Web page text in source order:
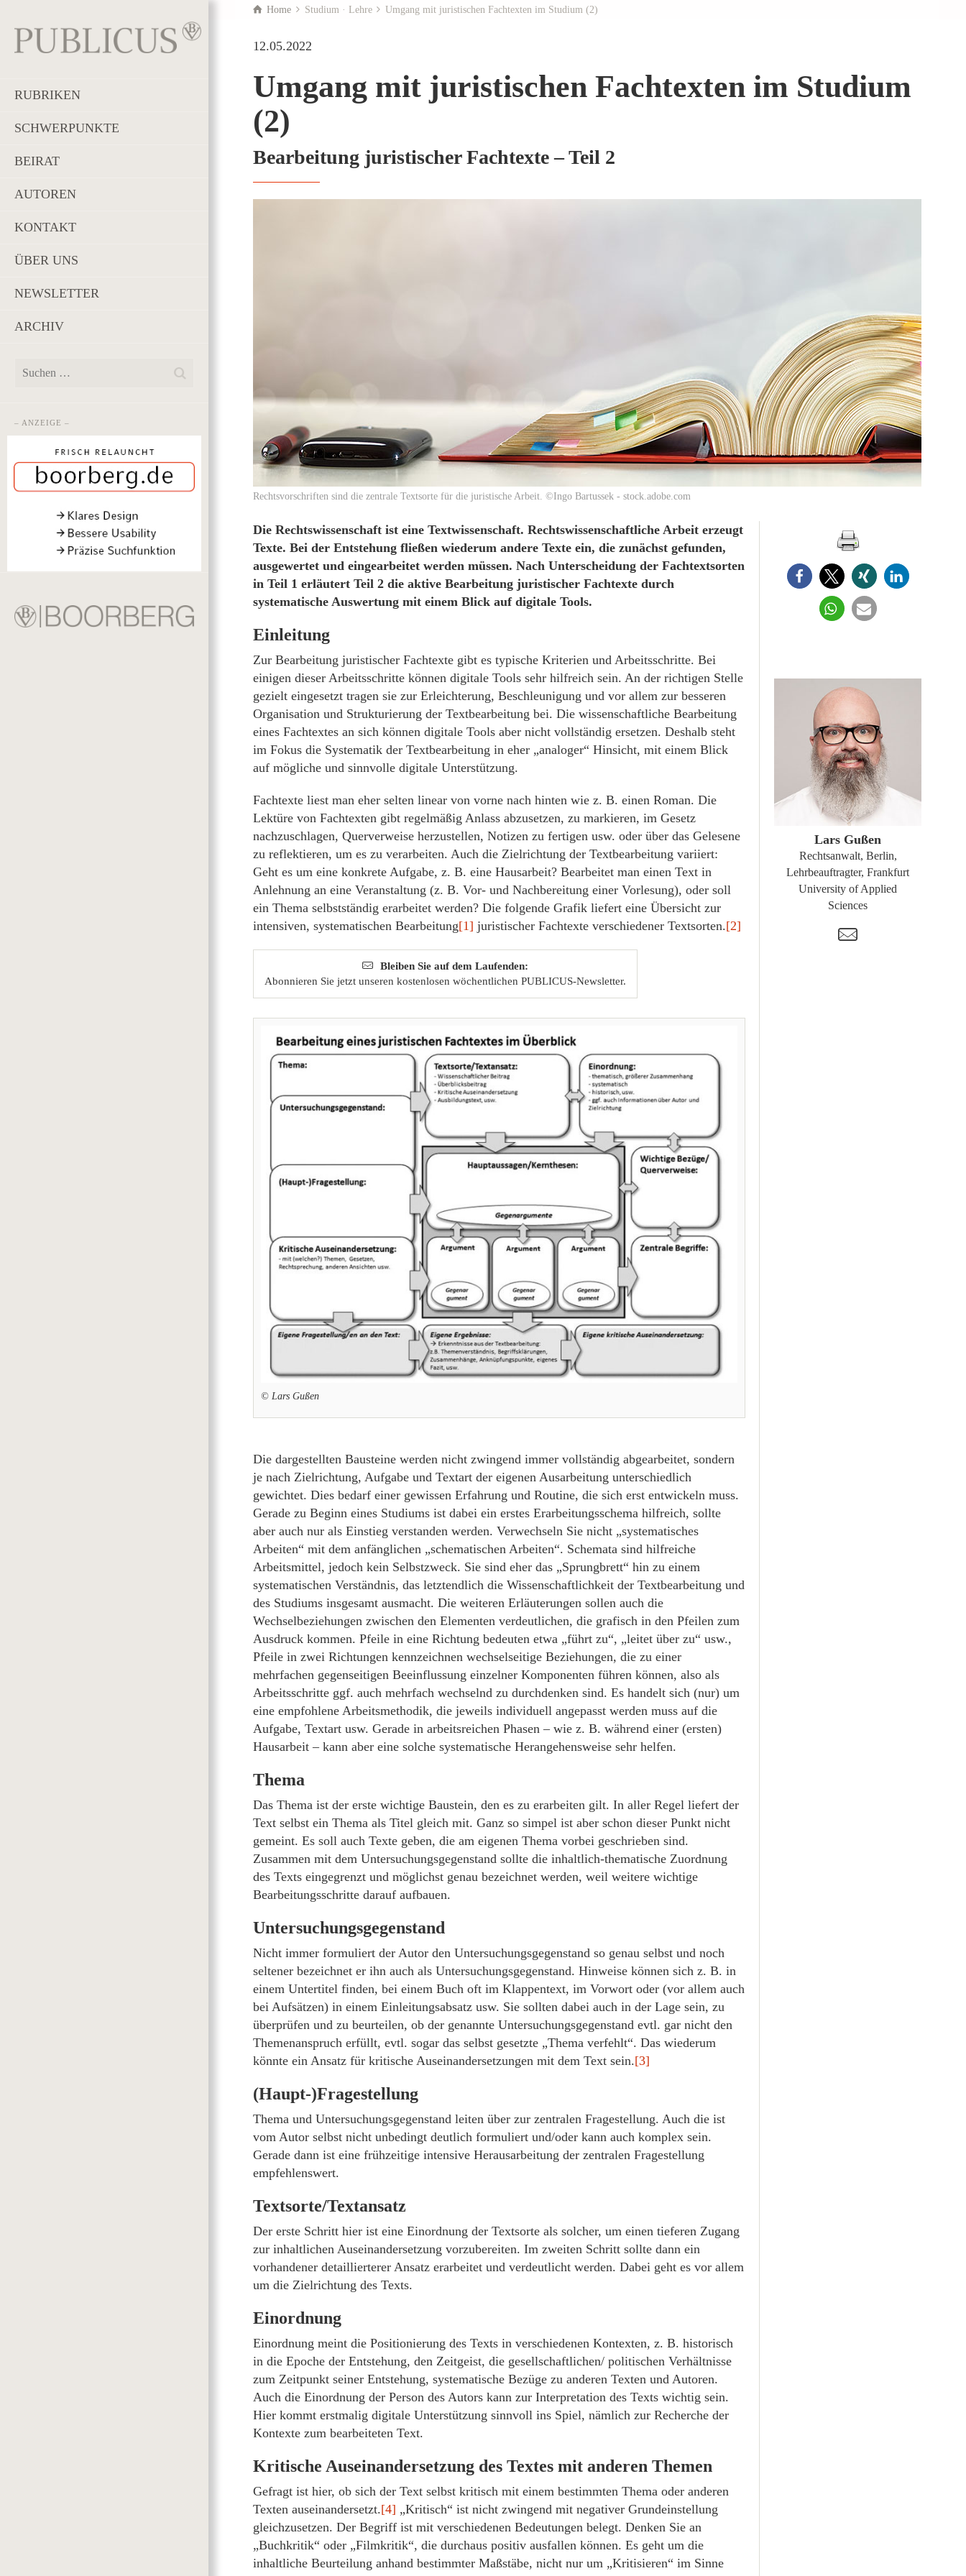
RUBRIKEN
SCHWERPUNKTE
BEIRAT
AUTOREN
KONTAKT
ÜBER UNS
NEWSLETTER
ARCHIV
– ANZEIGE –
Home Studium · Lehre Umgang mit juristischen Fachtexten im Studium (2)
12.05.2022
Umgang mit juristischen Fachtexten im Studium
(2)
Bearbeitung juristischer Fachtexte – Teil 2
Rechtsvorschriften sind die zentrale Textsorte für die juristische Arbeit. ©Ingo Bartussek - stock.adobe.com
Die Rechtswissenschaft ist eine Textwissenschaft. Rechtswissenschaftliche Arbeit erzeugt
Texte. Bei der Entstehung fließen wiederum andere Texte ein, die zunächst gefunden,
ausgewertet und eingearbeitet werden müssen. Nach Unterscheidung der Fachtextsorten
in Teil 1 erläutert Teil 2 die aktive Bearbeitung juristischer Fachtexte durch
systematische Auswertung mit einem Blick auf digitale Tools.
Einleitung
Zur Bearbeitung juristischer Fachtexte gibt es typische Kriterien und Arbeitsschritte. Bei
einigen dieser Arbeitsschritte können digitale Tools sehr hilfreich sein. An der richtigen Stelle
gezielt eingesetzt tragen sie zur Erleichterung, Beschleunigung und vor allem zur besseren
Organisation und Strukturierung der Textbearbeitung bei. Die wissenschaftliche Bearbeitung
eines Fachtextes an sich können digitale Tools aber nicht vollständig ersetzen. Deshalb steht
im Fokus die Systematik der Textbearbeitung in eher „analoger“ Hinsicht, mit einem Blick
auf mögliche und sinnvolle digitale Unterstützung.
Fachtexte liest man eher selten linear von vorne nach hinten wie z. B. einen Roman. Die
Lektüre von Fachtexten gibt regelmäßig Anlass abzusetzen, zu markieren, im Gesetz
nachzuschlagen, Querverweise herzustellen, Notizen zu fertigen usw. oder über das Gelesene
zu reflektieren, um es zu verarbeiten. Auch die Zielrichtung der Textbearbeitung variiert:
Geht es um eine konkrete Aufgabe, z. B. eine Hausarbeit? Bearbeitet man einen Text in
Anlehnung an eine Veranstaltung (z. B. Vor- und Nachbereitung einer Vorlesung), oder soll
ein Thema selbstständig erarbeitet werden? Die folgende Grafik liefert eine Übersicht zur
intensiven, systematischen Bearbeitung[1] juristischer Fachtexte verschiedener Textsorten.[2]
Bleiben Sie auf dem Laufenden:
Abonnieren Sie jetzt unseren kostenlosen wöchentlichen PUBLICUS-Newsletter.
© Lars Gußen
Die dargestellten Bausteine werden nicht zwingend immer vollständig abgearbeitet, sondern
je nach Zielrichtung, Aufgabe und Textart der eigenen Ausarbeitung unterschiedlich
gewichtet. Dies bedarf einer gewissen Erfahrung und Routine, die sich erst entwickeln muss.
Gerade zu Beginn eines Studiums ist dabei ein erstes Erarbeitungsschema hilfreich, sollte
aber auch nur als Einstieg verstanden werden. Verwechseln Sie nicht „systematisches
Arbeiten“ mit dem anfänglichen „schematischen Arbeiten“. Schemata sind hilfreiche
Arbeitsmittel, jedoch kein Selbstzweck. Sie sind eher das „Sprungbrett“ hin zu einem
systematischen Verständnis, das letztendlich die Wissenschaftlichkeit der Textbearbeitung und
des Studiums insgesamt ausmacht. Die weiteren Erläuterungen sollen auch die
Wechselbeziehungen zwischen den Elementen verdeutlichen, die grafisch in den Pfeilen zum
Ausdruck kommen. Pfeile in eine Richtung bedeuten etwa „führt zu“, „leitet über zu“ usw.,
Pfeile in zwei Richtungen kennzeichnen wechselseitige Beziehungen, die zu einer
mehrfachen gegenseitigen Beeinflussung einzelner Komponenten führen können, also als
Arbeitsschritte ggf. auch mehrfach wechselnd zu durchdenken sind. Es handelt sich (nur) um
eine empfohlene Arbeitsmethodik, die jeweils individuell angepasst werden muss auf die
Aufgabe, Textart usw. Gerade in arbeitsreichen Phasen – wie z. B. während einer (ersten)
Hausarbeit – kann aber eine solche systematische Herangehensweise sehr helfen.
Thema
Das Thema ist der erste wichtige Baustein, den es zu erarbeiten gilt. In aller Regel liefert der
Text selbst ein Thema als Titel gleich mit. Ganz so simpel ist aber schon dieser Punkt nicht
gemeint. Es soll auch Texte geben, die am eigenen Thema vorbei geschrieben sind.
Zusammen mit dem Untersuchungsgegenstand sollte die inhaltlich-thematische Zuordnung
des Texts eingegrenzt und möglichst genau bezeichnet werden, weil weitere wichtige
Bearbeitungsschritte darauf aufbauen.
Untersuchungsgegenstand
Nicht immer formuliert der Autor den Untersuchungsgegenstand so genau selbst und noch
seltener bezeichnet er ihn auch als Untersuchungsgegenstand. Hinweise können sich z. B. in
einem Untertitel finden, bei einem Buch oft im Klappentext, im Vorwort oder (vor allem auch
bei Aufsätzen) in einem Einleitungsabsatz usw. Sie sollten dabei auch in der Lage sein, zu
überprüfen und zu beurteilen, ob der genannte Untersuchungsgegenstand evtl. gar nicht den
Themenanspruch erfüllt, evtl. sogar das selbst gesetzte „Thema verfehlt“. Das wiederum
könnte ein Ansatz für kritische Auseinandersetzungen mit dem Text sein.[3]
(Haupt-)Fragestellung
Thema und Untersuchungsgegenstand leiten über zur zentralen Fragestellung. Auch die ist
vom Autor selbst nicht unbedingt deutlich formuliert und/oder kann auch komplex sein.
Gerade dann ist eine frühzeitige intensive Herausarbeitung der zentralen Fragestellung
empfehlenswert.
Textsorte/Textansatz
Der erste Schritt hier ist eine Einordnung der Textsorte als solcher, um einen tieferen Zugang
zur inhaltlichen Auseinandersetzung vorzubereiten. Im zweiten Schritt sollte dann ein
vorhandener detaillierterer Ansatz erarbeitet und verdeutlicht werden. Dabei geht es vor allem
um die Zielrichtung des Texts.
Einordnung
Einordnung meint die Positionierung des Texts in verschiedenen Kontexten, z. B. historisch
in die Epoche der Entstehung, den Zeitgeist, die gesellschaftlichen/ politischen Verhältnisse
zum Zeitpunkt seiner Entstehung, systematische Bezüge zu anderen Texten und Autoren.
Auch die Einordnung der Person des Autors kann zur Interpretation des Texts wichtig sein.
Hier kommt erstmalig digitale Unterstützung sinnvoll ins Spiel, nämlich zur Recherche der
Kontexte zum bearbeiteten Text.
Kritische Auseinandersetzung des Textes mit anderen Themen
Gefragt ist hier, ob sich der Text selbst kritisch mit einem bestimmten Thema oder anderen
Texten auseinandersetzt.[4] „Kritisch“ ist nicht zwingend mit negativer Grundeinstellung
gleichzusetzen. Der Begriff ist mit verschiedenen Bedeutungen belegt. Denken Sie an
„Buchkritik“ oder „Filmkritik“, die durchaus positiv ausfallen können. Es geht um die
inhaltliche Beurteilung anhand bestimmter Maßstäbe, nicht nur um „Kritisieren“ im Sinne
ZUM PROFIL
Lars Gußen
Rechtsanwalt, Berlin,
Lehrbeauftragter, Frankfurt
University of Applied
Sciences
t